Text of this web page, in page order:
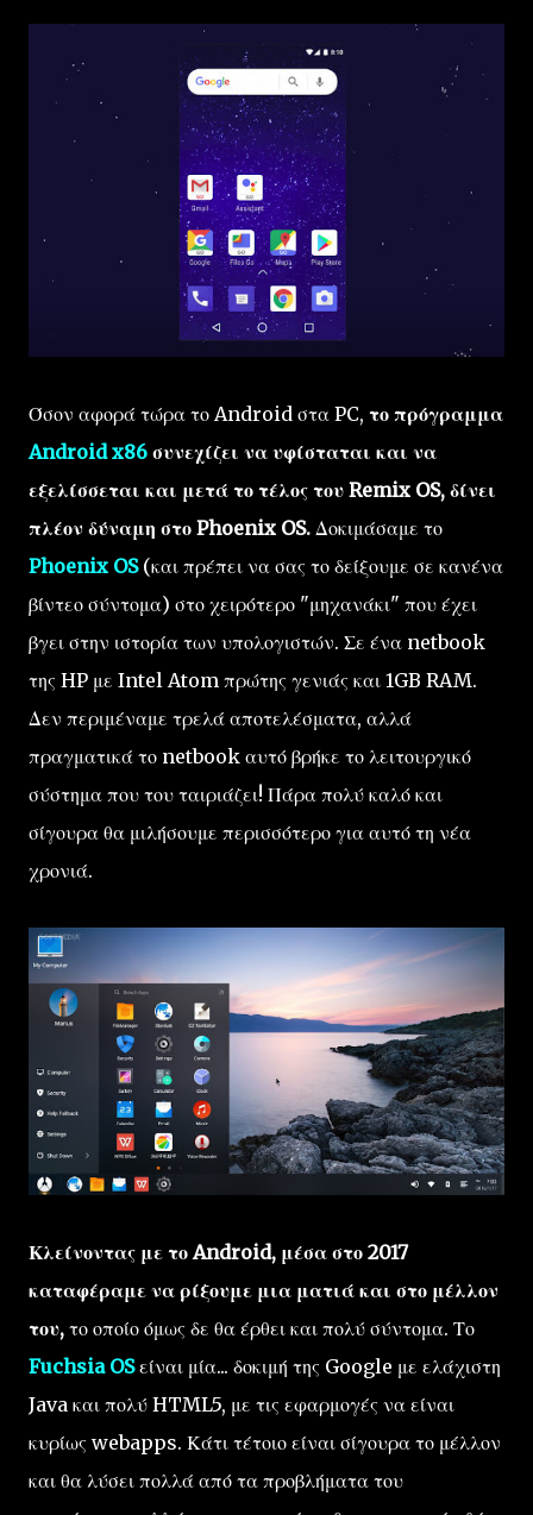
Όσον αφορά τώρα το Android στα PC, το πρόγραμμα
Android x86 συνεχίζει να υφίσταται και να
εξελίσσεται και μετά το τέλος του Remix OS, δίνει
πλέον δύναμη στο Phoenix OS. Δοκιμάσαμε το
Phoenix OS(και πρέπει να σας το δείξουμε σε κανένα
βίντεο σύντομα) στο χειρότερο "μηχανάκι" που έχει
βγει στην ιστορία των υπολογιστών. Σε ένα netbook
της HP με Intel Atom πρώτης γενιάς και 1GB RAM.
Δεν περιμέναμε τρελά αποτελέσματα, αλλά
πραγματικά το netbook αυτό βρήκε το λειτουργικό
σύστημα που του ταιριάζει! Πάρα πολύ καλό και
σίγουρα θα μιλήσουμε περισσότερο για αυτό τη νέα
χρονιά.
Κλείνοντας με το Android, μέσα στο 2017
καταφέραμε να ρίξουμε μια ματιά και στο μέλλον
του, το οποίο όμως δε θα έρθει και πολύ σύντομα. Το
Fuchsia OSείναι μία... δοκιμή της Google με ελάχιστη
Java και πολύ HTML5, με τις εφαρμογές να είναι
κυρίως webapps. Κάτι τέτοιο είναι σίγουρα το μέλλον
και θα λύσει πολλά από τα προβλήματα του